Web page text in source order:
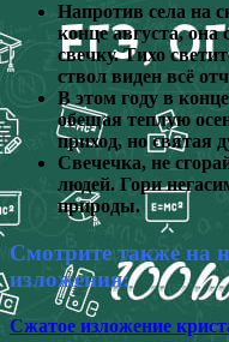
Напротив села на
конце августа,
свечку. Тихо
ствол виден всё
В этом году в
обещая теплую
приход, но святая
Свечечка, не
людей. Гори
природы.
Смотрите также на
изложения:
Сжатое изложение